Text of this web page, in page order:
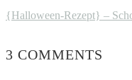
{Halloween-Rezept} –
3 COMMENTS